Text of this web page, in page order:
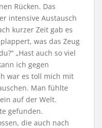
Rücken. Das
intensive Austausch
kurzer Zeit gab es
was das Zeug
„Hast auch so viel
ich gegen
war es toll mich mit
Man fühlte
auf der Welt.
gefunden.
die auch nach